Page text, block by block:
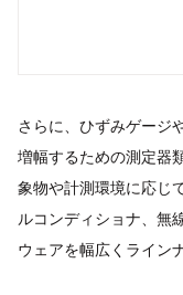
さらに、ひずみゲージ
増幅するための測定器
象物や計測環境に応じ
ルコンディショナ、無
ウェアを幅広くライン